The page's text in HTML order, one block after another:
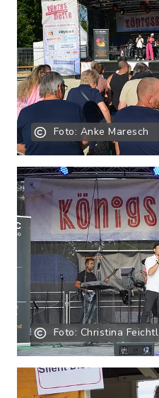
Foto: Anke Maresch
Foto: Christina Feichtl